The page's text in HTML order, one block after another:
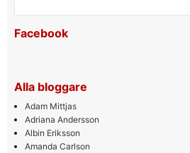
Facebook
Alla bloggare
Adam Mittjas
Adriana Andersson
Albin Eriksson
Amanda Carlson